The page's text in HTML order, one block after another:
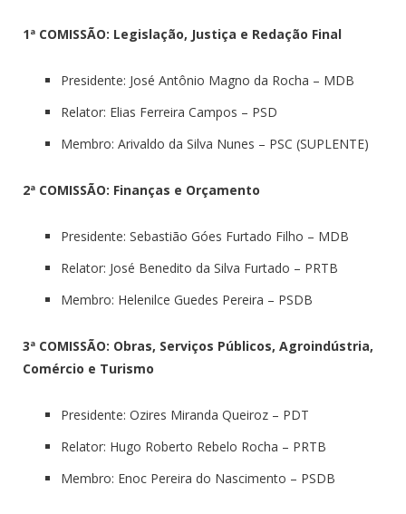
1ª COMISSÃO: Legislação, Justiça e Redação Final
Presidente: José Antônio Magno da Rocha – MDB
Relator: Elias Ferreira Campos – PSD
Membro: Arivaldo da Silva Nunes – PSC (SUPLENTE)
2ª COMISSÃO: Finanças e Orçamento
Presidente: Sebastião Góes Furtado Filho – MDB
Relator: José Benedito da Silva Furtado – PRTB
Membro: Helenilce Guedes Pereira – PSDB
3ª COMISSÃO: Obras, Serviços Públicos, Agroindústria,
Comércio e Turismo
Presidente: Ozires Miranda Queiroz – PDT
Relator: Hugo Roberto Rebelo Rocha – PRTB
Membro: Enoc Pereira do Nascimento – PSDB